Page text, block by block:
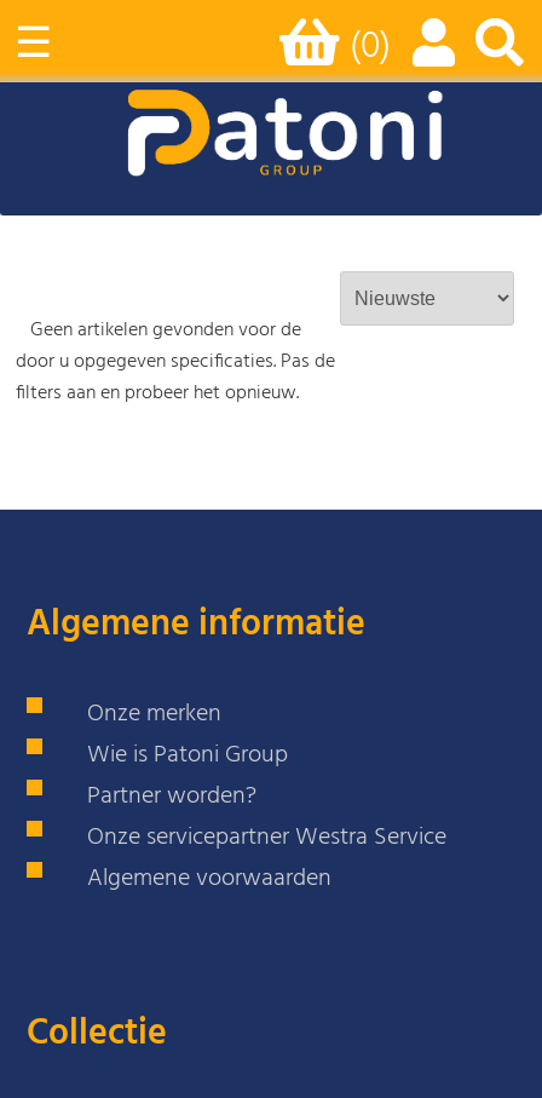
☰ (0)
Geen artikelen gevonden voor de
door u opgegeven specificaties. Pas de
filters aan en probeer het opnieuw.
Algemene informatie
Onze merken
Wie is Patoni Group
Partner worden?
Onze servicepartner Westra Service
Algemene voorwaarden
Collectie